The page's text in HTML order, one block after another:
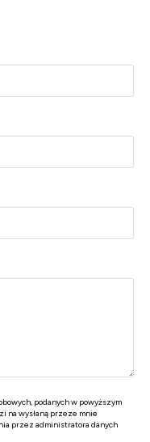
podanych w powyższym
na wysłaną przeze mnie
przez administratora danych